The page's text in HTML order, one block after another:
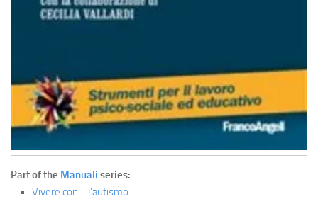
Part of the Manuali series:
Vivere con …l’autismo